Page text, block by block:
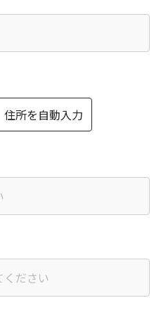
住所を自動入力